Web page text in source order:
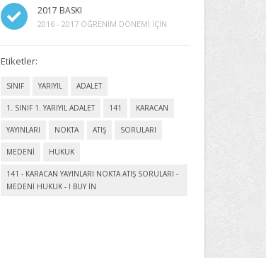
2017 BASKI
2016 - 2017 ÖĞRENIM DÖNEMI İÇIN
Etiketler:
SINIF YARIYIL ADALET
1. SINIF 1. YARIYIL ADALET 141 KARACAN
YAYINLARI NOKTA ATIŞ SORULARI
MEDENİ HUKUK
141 - KARACAN YAYINLARI NOKTA ATIŞ SORULARI -
MEDENİ HUKUK - I BUY IN